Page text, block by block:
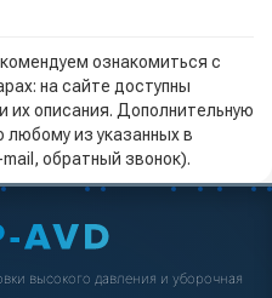
ознакомиться с
на сайте доступны
их описания. Дополнительную
из указанных в
обратный звонок).
высокого давления и уборочная